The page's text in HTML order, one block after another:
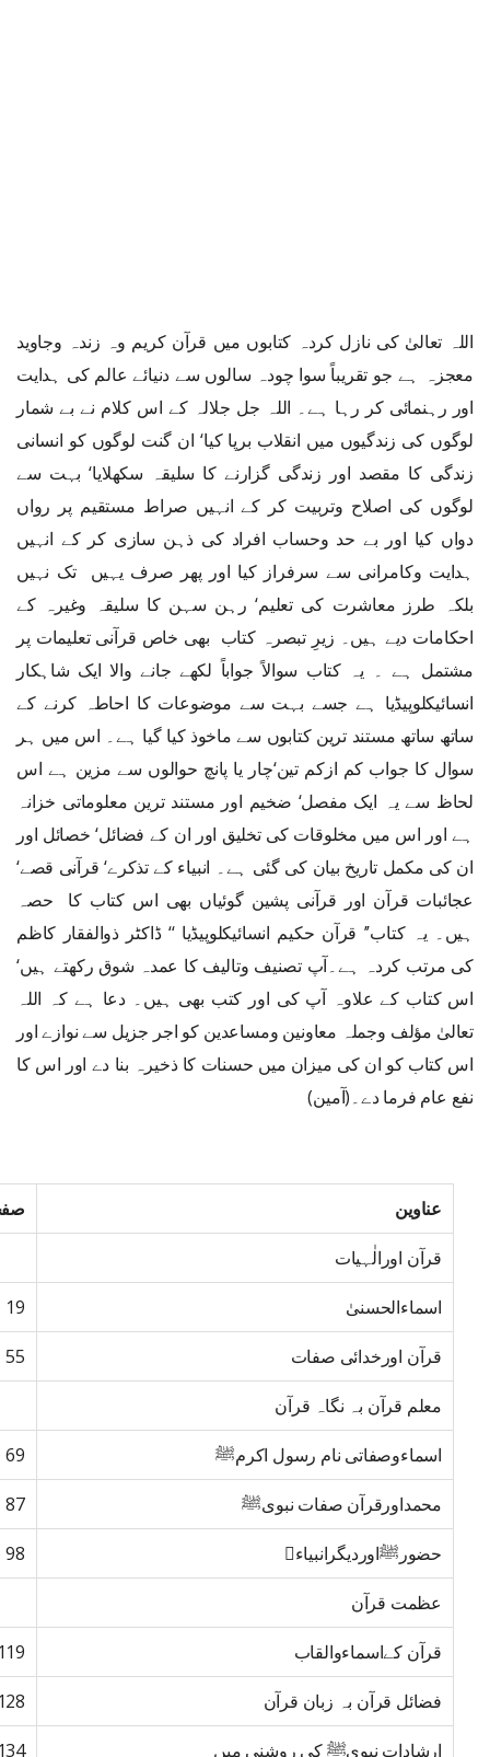
اللہ تعالیٰ کی نازل کردہ کتابوں میں قرآن کریم وہ زندہ وجاوید
معجزہ ہے جو تقریباً سوا چودہ سالوں سے دنیائے عالم کی ہدایت
اور رہنمائی کر رہا ہے۔ اللہ جل جلالہ کے اس کلام نے بے شمار
لوگوں کی زندگیوں میں انقلاب برپا کیا‘ ان گنت لوگوں کو انسانی
زندگی کا مقصد اور زندگی گزارنے کا سلیقہ سکھلایا‘ بہت سے
لوگوں کی اصلاح وتربیت کر کے انہیں صراط مستقیم پر رواں
دواں کیا اور بے حد وحساب افراد کی ذہن سازی کر کے انہیں
ہدایت وکامرانی سے سرفراز کیا اور پھر صرف یہیں تک نہیں
بلکہ طرز معاشرت کی تعلیم‘ رہن سہن کا سلیقہ وغیرہ کے
احکامات دیے ہیں۔ زیرِ تبصرہ کتاب بھی خاص قرآنی تعلیمات پر
مشتمل ہے ۔ یہ کتاب سوالاً جواباً لکھے جانے والا ایک شاہکار
انسائیکلوپیڈیا ہے جسے بہت سے موضوعات کا احاطہ کرنے کے
ساتھ ساتھ مستند ترین کتابوں سے ماخوذ کیا گیا ہے۔ اس میں ہر
سوال کا جواب کم ازکم تین‘چار یا پانچ حوالوں سے مزین ہے اس
لحاظ سے یہ ایک مفصل‘ ضخیم اور مستند ترین معلوماتی خزانہ
ہے اور اس میں مخلوقات کی تخلیق اور ان کے فضائل‘ خصائل اور
ان کی مکمل تاریخ بیان کی گئی ہے۔ انبیاء کے تذکرے‘ قرآنی قصے‘
عجائبات قرآن اور قرآنی پشین گوئیاں بھی اس کتاب کا حصہ
ہیں۔ یہ کتاب’’ قرآن حکیم انسائیکلوپیڈیا ‘‘ ڈاکٹر ذوالفقار کاظم
کی مرتب کردہ ہے۔آپ تصنیف وتالیف کا عمدہ شوق رکھتے ہیں‘
اس کتاب کے علاوہ آپ کی اور کتب بھی ہیں۔ دعا ہے کہ اللہ
تعالیٰ مؤلف وجملہ معاونین ومساعدین کو اجر جزیل سے نوازے اور
اس کتاب کو ان کی میزان میں حسنات کا ذخیرہ بنا دے اور اس کا
نفع عام فرما دے۔(آمین)
عناوین
قرآن اورالٰہیات
اسماءالحسنیٰ 19
قرآن اورخدائی صفات 55
معلم قرآن بہ نگاہ قرآن
اسماءوصفاتی نام رسول اکرمﷺ 69
محمداورقرآن صفات نبویﷺ 87
حضورﷺاوردیگرانبیاء﷩ 98
عظمت قرآن
قرآن کےاسماءوالقاب
فضائل قرآن بہ زبان قرآن
ارشادات نبویﷺ کی روشنی میں